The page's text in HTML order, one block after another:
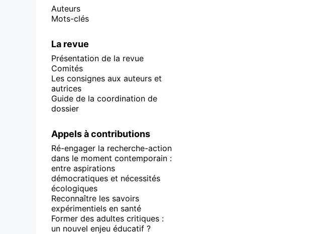
Auteurs
Mots-clés
La revue
Présentation de la revue
Comités
Les consignes aux auteurs et
autrices
Guide de la coordination de
dossier
Appels à contributions
Ré-engager la recherche-action
dans le moment contemporain :
entre aspirations
démocratiques et nécessités
écologiques
Reconnaître les savoirs
expérimentiels en santé
Former des adultes critiques :
un nouvel enjeu éducatif ?